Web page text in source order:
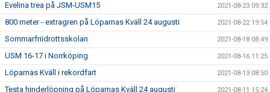
Evelina trea på JSM-USM15 2021-08-23 09:32
800 meter - extragren på Löparnas Kväll 24 augusti 2021-08-22 19:54
Sommarfriidrottsskolan 2021-08-18 08:49
USM 16-17 i Norrköping 2021-08-16 11:25
Löparnas Kväll i rekordfart 2021-08-13 08:50
Testa hinderlöpning på Löparnas Kväll 24 augusti 2021-08-11 15:24